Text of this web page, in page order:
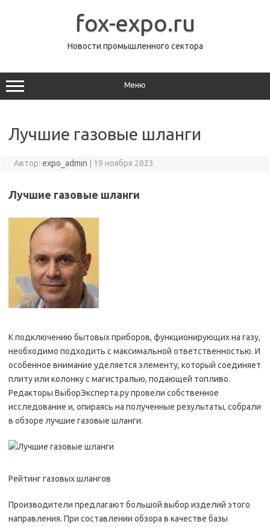
fox-expo.ru
Новости промышленного сектора
Меню
Лучшие газовые шланги
Автор: expo_admin 19 ноября 2023
Лучшие газовые шланги
К подключению бытовых приборов, функционирующих на газу,
необходимо подходить с максимальной ответственностью. И
особенное внимание уделяется элементу, который соединяет
плиту или колонку с магистралью, подающей топливо.
Редакторы ВыборЭксперта.ру провели собственное
исследование и, опираясь на полученные результаты, собрали
в обзоре лучшие газовые шланги.
Рейтинг газовых шлангов
Производители предлагают большой выбор изделий этого
направления. При составлении обзора в качестве базы